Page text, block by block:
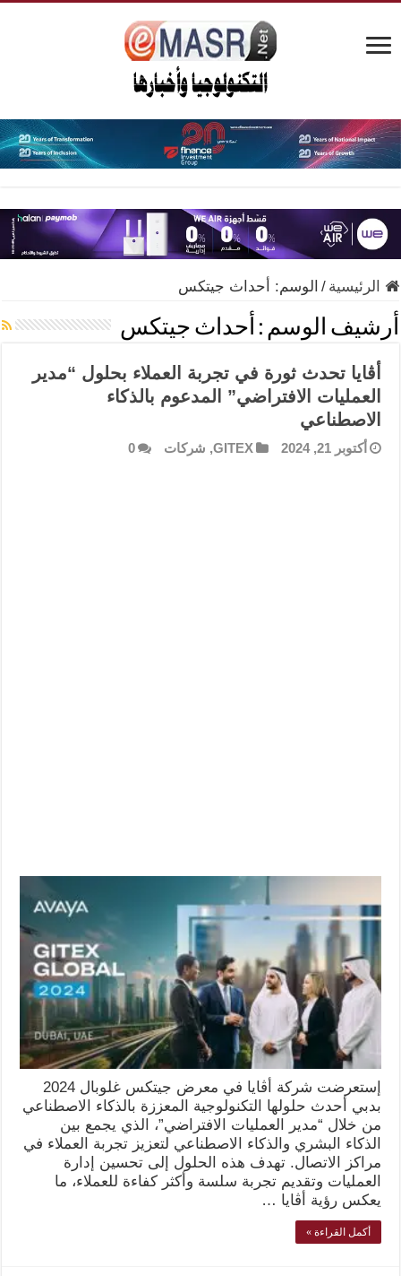
الرئيسية / الوسم: أحداث جيتكس
أرشيف الوسم : أحداث جيتكس
أڤايا تحدث ثورة في تجربة العملاء بحلول “مدير
العمليات الافتراضي” المدعوم بالذكاء
الاصطناعي
أكتوبر 21, 2024 GITEX
, شركات 0
إستعرضت شركة أڤايا في معرض جيتكس غلوبال 2024
بدبي أحدث حلولها التكنولوجية المعززة بالذكاء الاصطناعي
من خلال “مدير العمليات الافتراضي”، الذي يجمع بين
الذكاء البشري والذكاء الاصطناعي لتعزيز تجربة العملاء في
مراكز الاتصال. تهدف هذه الحلول إلى تحسين إدارة
العمليات وتقديم تجربة سلسة وأكثر كفاءة للعملاء، ما
يعكس رؤية أڤايا …
أكمل القراءة »